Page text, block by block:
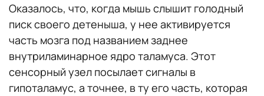
Оказалось, что, когда мышь слышит голодный
писк своего детеныша, у нее активируется
часть мозга под названием заднее
внутриламинарное ядро таламуса. Этот
сенсорный узел посылает сигналы в
гипоталамус, а точнее, в ту его часть, которая